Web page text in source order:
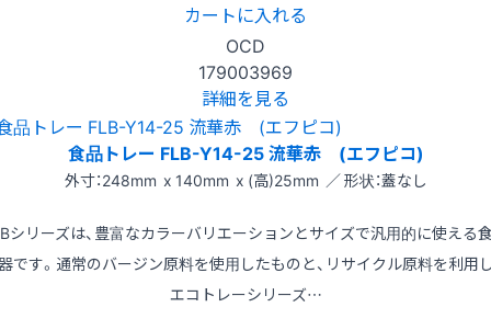
カートに入れる
OCD
179003969
詳細を見る
食品トレー FLB-Y14-25 流華赤 (エフピコ)
外寸：248mm x 140mm x (高)25mm ／ 形状：蓋なし
シリーズは、豊富なカラーバリエーションとサイズで汎用的に使える
です。通常のバージン原料を使用したものと、リサイクル原料を利用
エコトレーシリーズ…